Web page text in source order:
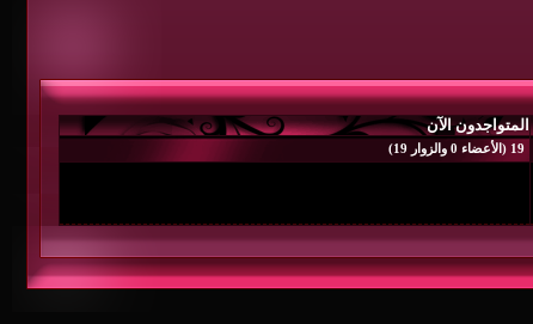
المتواجدون الآن
19 (الأعضاء 0 والزوار 19)